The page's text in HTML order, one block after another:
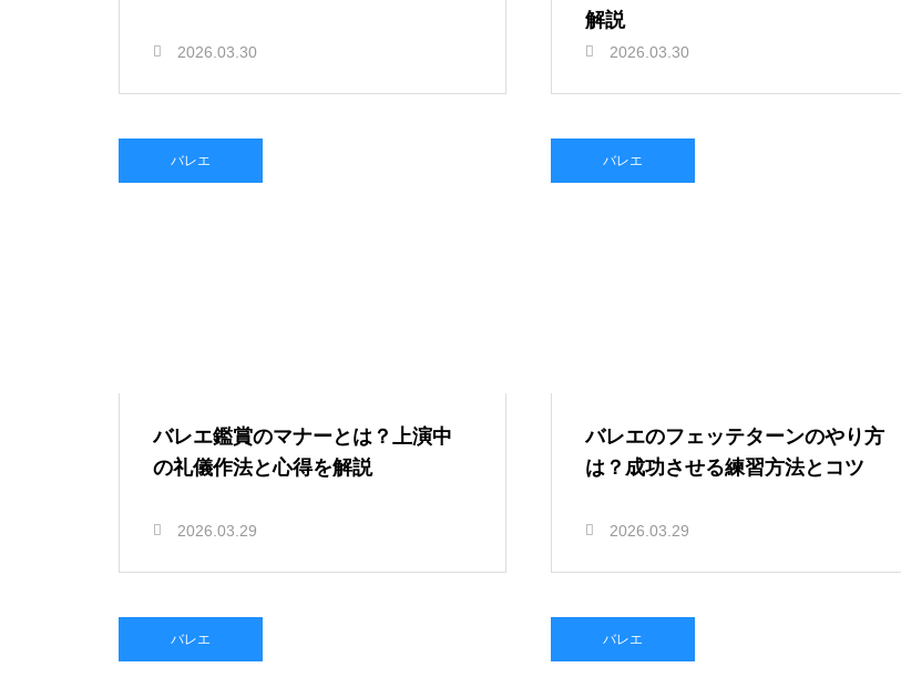
2026.03.30
解説
2026.03.30
バレエ
バレエ鑑賞のマナーとは？上演中
の礼儀作法と心得を解説
2026.03.29
バレエ
バレエのフェッテターンのやり方
は？成功させる練習方法とコツ
2026.03.29
バレエ バレエ